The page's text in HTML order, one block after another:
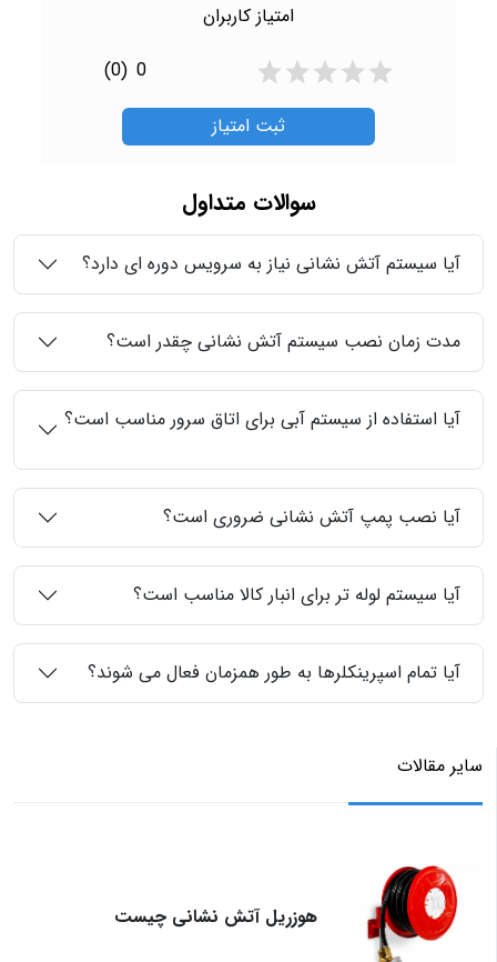
امتیاز کاربران
0
(0)
ثبت امتیاز
سوالات متداول
آیا سیستم آتش نشانی نیاز به سرویس دوره ای دارد؟
مدت زمان نصب سیستم آتش نشانی چقدر است؟
آیا استفاده از سیستم آبی برای اتاق سرور مناسب است؟
آیا نصب پمپ آتش نشانی ضروری است؟
آیا سیستم لوله تر برای انبار کالا مناسب است؟
آیا تمام اسپرینکلرها به طور همزمان فعال می شوند؟
سایر مقالات
هوزریل آتش نشانی چیست